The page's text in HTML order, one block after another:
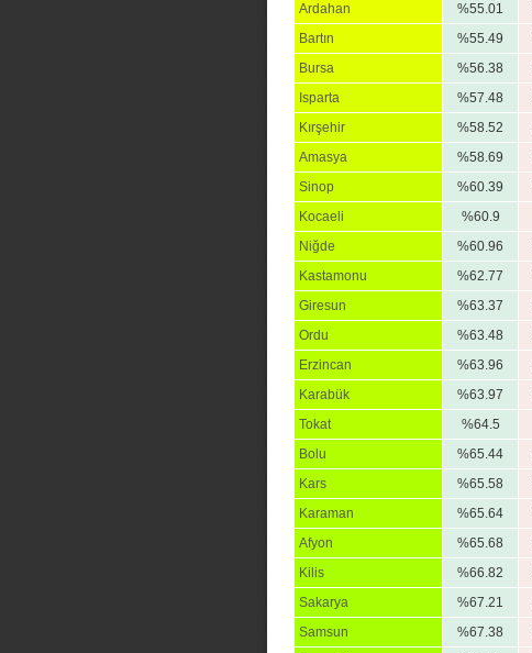
Ardahan
%55.01
Bartın
%55.49
Bursa
%56.38
Isparta
%57.48
Kırşehir
%58.52
Amasya
%58.69
Sinop
%60.39
Kocaeli
%60.9
Niğde
%60.96
Kastamonu
%62.77
Giresun
%63.37
Ordu
%63.48
Erzincan
%63.96
Karabük
%63.97
Tokat
%64.5
Bolu
%65.44
Kars
%65.58
Karaman
%65.64
Afyon
%65.68
Kilis
%66.82
Sakarya
%67.21
Samsun
%67.38